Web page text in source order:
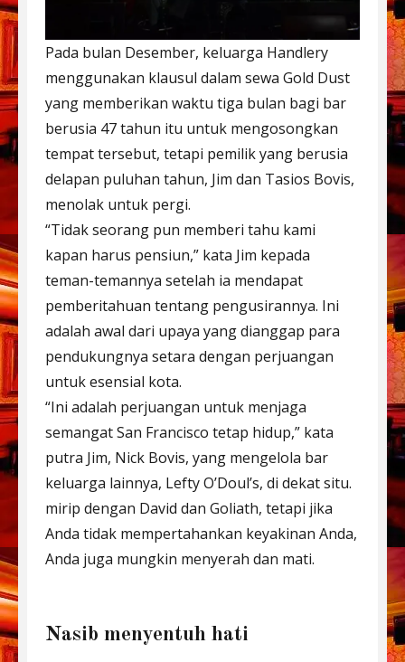
Pada bulan Desember, keluarga Handlery
menggunakan klausul dalam sewa Gold Dust
yang memberikan waktu tiga bulan bagi bar
berusia 47 tahun itu untuk mengosongkan
tempat tersebut, tetapi pemilik yang berusia
delapan puluhan tahun, Jim dan Tasios Bovis,
menolak untuk pergi.
“Tidak seorang pun memberi tahu kami
kapan harus pensiun,” kata Jim kepada
teman-temannya setelah ia mendapat
pemberitahuan tentang pengusirannya. Ini
adalah awal dari upaya yang dianggap para
pendukungnya setara dengan perjuangan
untuk esensial kota.
“Ini adalah perjuangan untuk menjaga
semangat San Francisco tetap hidup,” kata
putra Jim, Nick Bovis, yang mengelola bar
keluarga lainnya, Lefty O’Doul’s, di dekat situ.
mirip dengan David dan Goliath, tetapi jika
Anda tidak mempertahankan keyakinan Anda,
Anda juga mungkin menyerah dan mati.
Nasib menyentuh hati